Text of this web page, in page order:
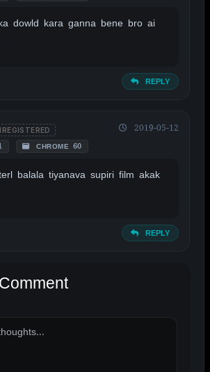
dowld kara ganna bene bro ai
REPLY
CHROME 60
2019-05-12
balala tiyanava supiri film akak
REPLY